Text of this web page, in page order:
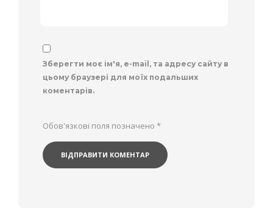
Зберегти моє ім'я, e-mail, та адресу сайту в
цьому браузері для моїх подальших
коментарів.
Обов'язкові поля позначено *